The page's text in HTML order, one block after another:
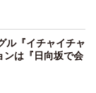
ル『イチャイチャ
ンは『日向坂で会